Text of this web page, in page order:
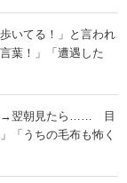
いてる！」と言われ
葉！」「遭遇した
→翌朝見たら…… 目
「うちの毛布も怖く